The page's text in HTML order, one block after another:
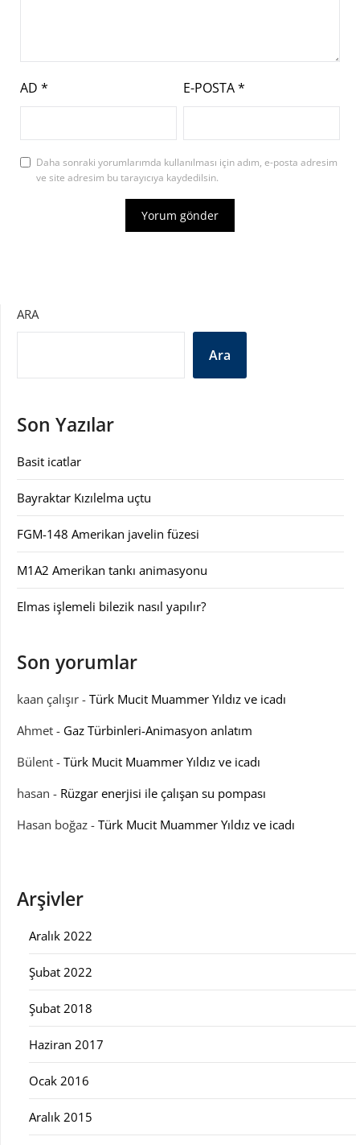
AD * E-POSTA*
Daha sonraki yorumlarımda kullanılması için adım, e-posta adresim
ve site adresim bu tarayıcıya kaydedilsin.
ARA
Ara
Son Yazılar
Basit icatlar
Bayraktar Kızılelma uçtu
FGM-148 Amerikan javelin füzesi
M1A2 Amerikan tankı animasyonu
Elmas işlemeli bilezik nasıl yapılır?
Son yorumlar
kaan çalışır - Türk Mucit Muammer Yıldız ve icadı
Ahmet - Gaz Türbinleri-Animasyon anlatım
Bülent - Türk Mucit Muammer Yıldız ve icadı
hasan - Rüzgar enerjisi ile çalışan su pompası
Hasan boğaz - Türk Mucit Muammer Yıldız ve icadı
Arşivler
Aralık 2022
Şubat 2022
Şubat 2018
Haziran 2017
Ocak 2016
Aralık 2015